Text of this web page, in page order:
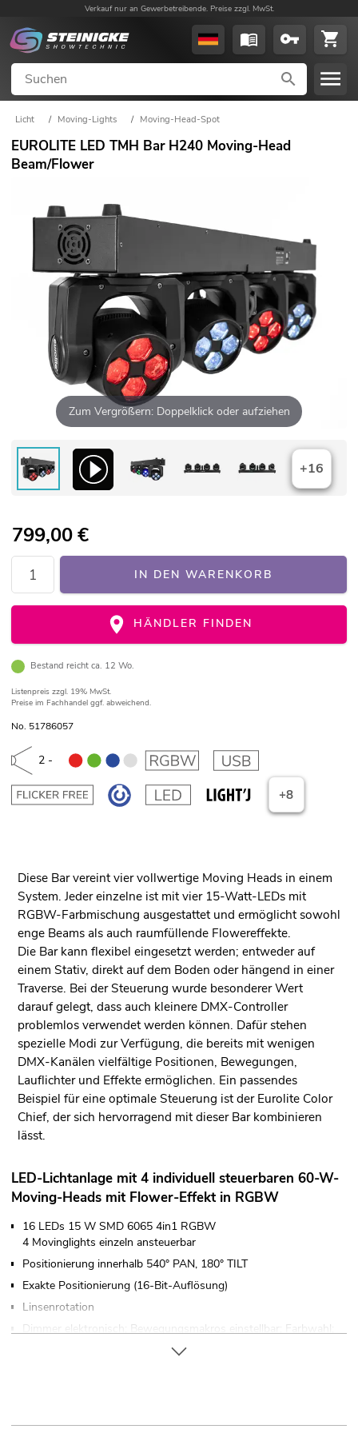
Verkauf nur an Gewerbetreibende. Preise zzgl. MwSt.
Licht / Moving-Lights / Moving-Head-Spot
EUROLITE LED TMH Bar H240 Moving-Head
Beam/Flower
Zum Vergrößern: Doppelklick oder aufziehen
+16
799,00€
IN DEN WARENKORB
HÄNDLER FINDEN
Bestand reicht ca. 12 Wo.
Listenpreis zzgl. 19% MwSt.
Preise im Fachhandel ggf. abweichend.
No. 51786057
2 -
+8
Diese Bar vereint vier vollwertige Moving Heads in einem
System. Jeder einzelne ist mit vier 15-Watt-LEDs mit
RGBW-Farbmischung ausgestattet und ermöglicht sowohl
enge Beams als auch raumfüllende Flowereffekte.
Die Bar kann flexibel eingesetzt werden; entweder auf
einem Stativ, direkt auf dem Boden oder hängend in einer
Traverse. Bei der Steuerung wurde besonderer Wert
darauf gelegt, dass auch kleinere DMX-Controller
problemlos verwendet werden können. Dafür stehen
spezielle Modi zur Verfügung, die bereits mit wenigen
DMX-Kanälen vielfältige Positionen, Bewegungen,
Lauflichter und Effekte ermöglichen. Ein passendes
Beispiel für eine optimale Steuerung ist der Eurolite Color
Chief, der sich hervorragend mit dieser Bar kombinieren
lässt.
LED-Lichtanlage mit 4 individuell steuerbaren 60-W-
Moving-Heads mit Flower-Effekt in RGBW
16 LEDs 15 W SMD 6065 4in1 RGBW
4 Movinglights einzeln ansteuerbar
Positionierung innerhalb 540° PAN, 180° TILT
Exakte Positionierung (16-Bit-Auflösung)
Linsenrotation
Dimmer elektronisch; Bewegungsmakros einstellbar; Farbwahl;
Kopf